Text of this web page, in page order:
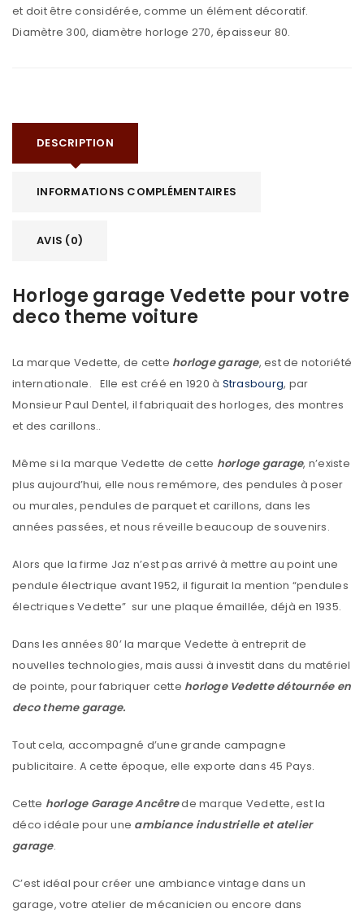
et doit être considérée, comme un élément décoratif.
Diamètre 300, diamètre horloge 270, épaisseur 80.
DESCRIPTION
INFORMATIONS COMPLÉMENTAIRES
AVIS (0)
Horloge garage Vedette pour votre
deco theme voiture
La marque Vedette, de cette horloge garage, est de notoriété
internationale. Elle est créé en 1920 à Strasbourg, par
Monsieur Paul Dentel, il fabriquait des horloges, des montres
et des carillons..
Même si la marque Vedette de cette horloge garage, n’existe
plus aujourd’hui, elle nous remémore, des pendules à poser
ou murales, pendules de parquet et carillons, dans les
années passées, et nous réveille beaucoup de souvenirs.
Alors que la firme Jaz n’est pas arrivé à mettre au point une
pendule électrique avant 1952, il figurait la mention “pendules
électriques Vedette” sur une plaque émaillée, déjà en 1935.
Dans les années 80’ la marque Vedette à entreprit de
nouvelles technologies, mais aussi à investit dans du matériel
de pointe, pour fabriquer cette horloge Vedette détournée en
deco theme garage.
Tout cela, accompagné d’une grande campagne
publicitaire. A cette époque, elle exporte dans 45 Pays.
Cette horloge Garage Ancêtrede marque Vedette, est la
déco idéale pour une ambiance industrielle et atelier
garage.
C’est idéal pour créer une ambiance vintage dans un
garage, votre atelier de mécanicien ou encore dans